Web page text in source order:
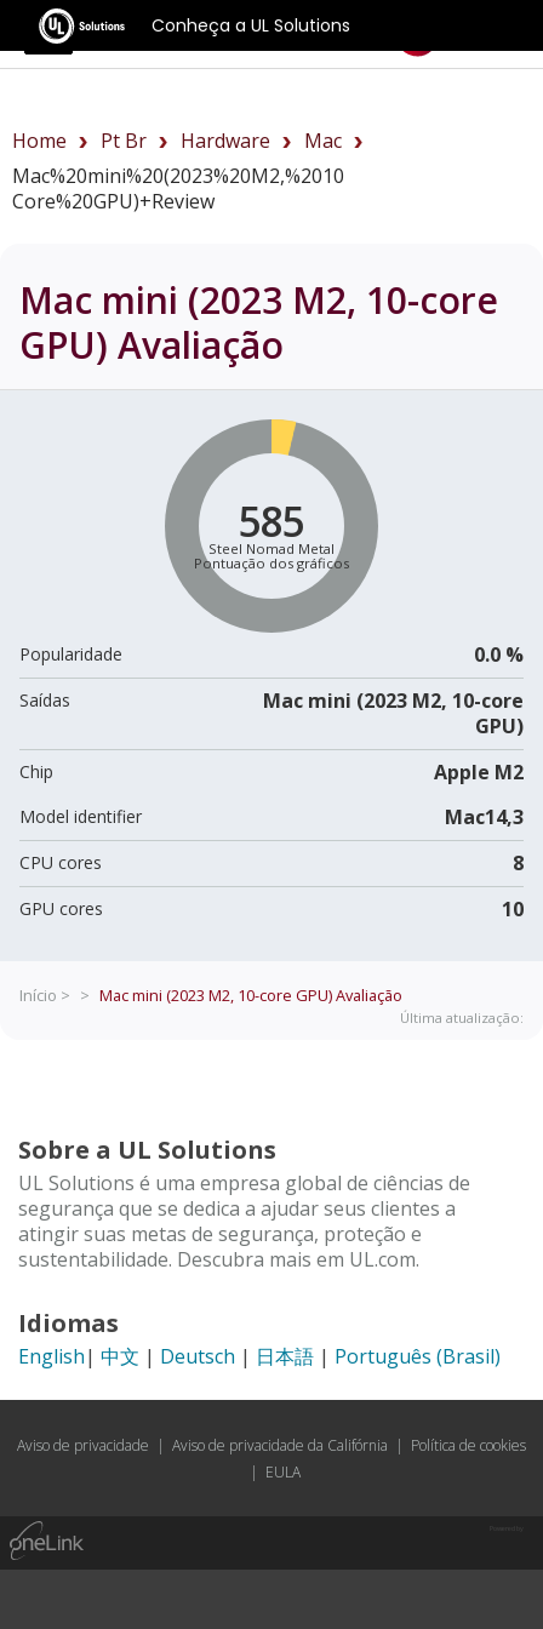
Conheça a UL Solutions
Benchmarks
Home Pt Br Hardware
Mac
Mac%20mini%20(2023%20M2,%2010
Core%20GPU)+review
Mac mini (2023 M2, 10-core
GPU) Avaliação
585
Steel Nomad Metal
Pontuação dos gráficos
Popularidade 0.0 %
Saídas
Mac mini (2023 M2, 10-core
GPU)
Chip Apple M2
Model identifier Mac14,3
CPU cores 8
GPU cores 10
Início > > Mac mini (2023 M2, 10-core GPU)Avaliação
Última atualização:
Sobre a UL Solutions
UL Solutions é uma empresa global de ciências de
segurança que se dedica a ajudar seus clientes a
atingir suas metas de segurança, proteção e
sustentabilidade. Descubra mais em UL.com.
Idiomas
English| 中文 | Deutsch | 日本語 | Português (Brasil)
Aviso de privacidade | Aviso de privacidade da Califórnia | Política de cookies
| EULA